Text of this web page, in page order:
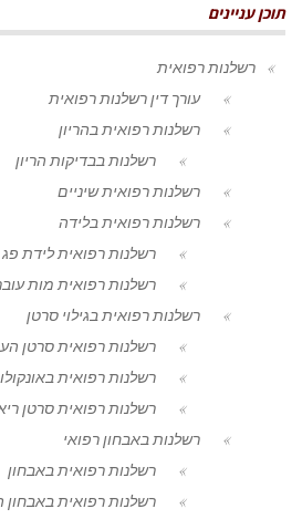
תוכן עניינים
רשלנות רפואית
עורך דין רשלנות רפואית
רשלנות רפואית בהריון
רשלנות בבדיקות הריון
רשלנות רפואית שיניים
רשלנות רפואית בלידה
רשלנות רפואית לידת פג
רשלנות רפואית מות
רשלנות רפואית בגילוי סרטן
רשלנות רפואית סרטן
רשלנות רפואית
רשלנות רפואית סרטן
רשלנות באבחון רפואי
רשלנות רפואית באבחון
רשלנות רפואית